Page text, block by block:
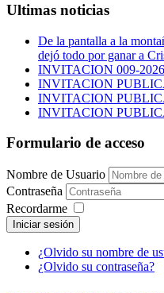
Ultimas noticias
De la pantalla a la
dejó todo por ganar a
INVITACION 009-2026
INVITACION
INVITACION
INVITACION
Formulario de acceso
Nombre de Usuario
Contraseña
Recordarme
Iniciar sesión
¿Olvido su nombre de
¿Olvido su contraseña?